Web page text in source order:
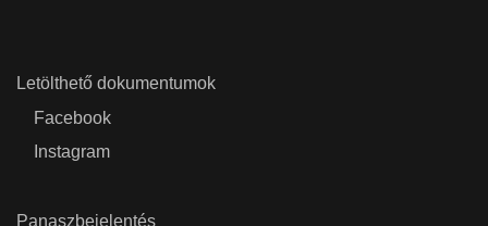
Letölthető dokumentumok
Facebook
Instagram
Panaszbejelentés